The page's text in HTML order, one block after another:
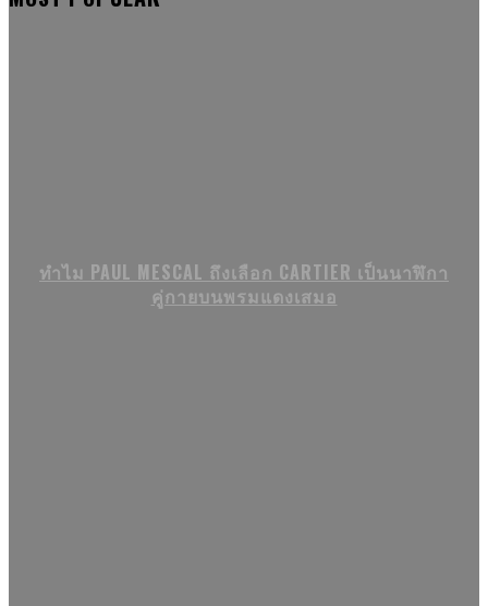
ทำไม PAUL MESCAL ถึงเลือก CARTIER เป็นนาฬิกา
คู่กายบนพรมแดงเสมอ